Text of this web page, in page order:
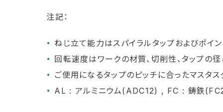
注記：
ねじ立て能力はスパイラルタップおよびポイ
回転速度はワークの材質、切削性、タップの
ご使用になるタップのピッチに合ったマスタ
AL : アルミニウム(ADC12) , FC : 鋳鉄